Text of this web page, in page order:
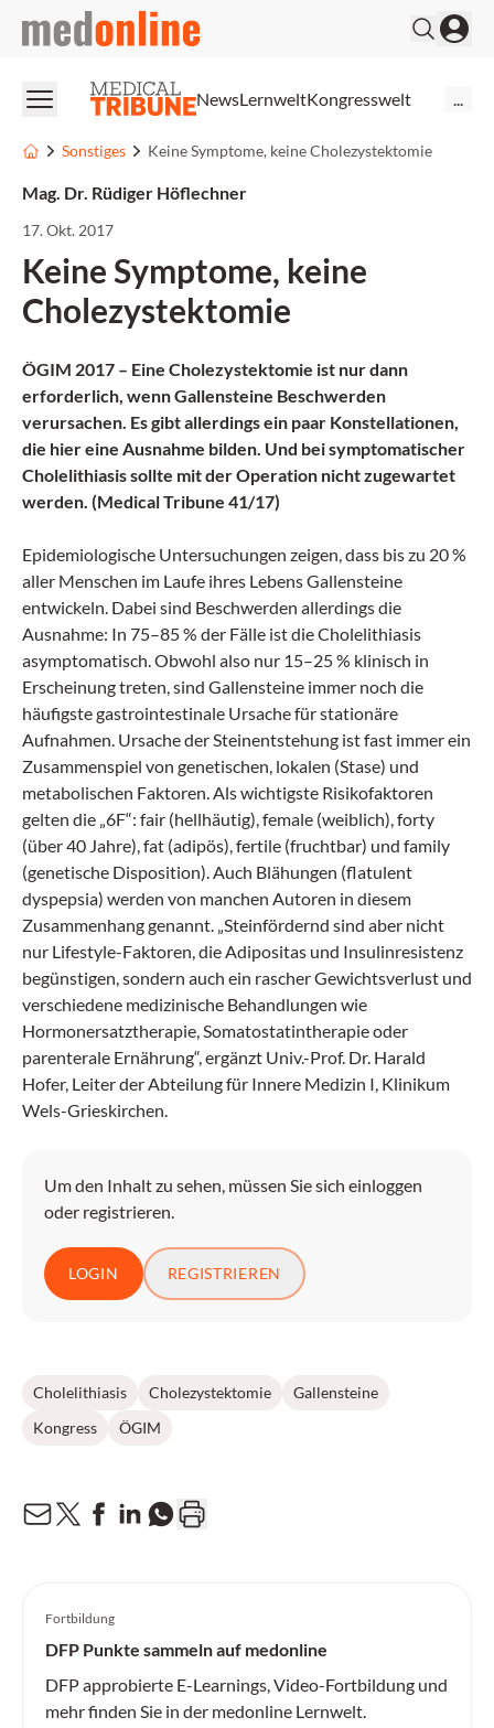
medonline
NewsLernweltKongresswelt
Sonstiges Keine Symptome, keine Cholezystektomie
Mag. Dr. Rüdiger Höflechner
17. Okt. 2017
Keine Symptome, keine
Cholezystektomie
ÖGIM 2017 – Eine Cholezystektomie ist nur dann
erforderlich, wenn Gallensteine Beschwerden
verursachen. Es gibt allerdings ein paar Konstellationen,
die hier eine Ausnahme bilden. Und bei symptomatischer
Cholelithiasis sollte mit der Operation nicht zugewartet
werden. (Medical Tribune 41/17)
Epidemiologische Untersuchungen zeigen, dass bis zu 20 %
aller Menschen im Laufe ihres Lebens Gallensteine
entwickeln. Dabei sind Beschwerden allerdings die
Ausnahme: In 75–85 % der Fälle ist die Cholelithiasis
asymptomatisch. Obwohl also nur 15–25 % klinisch in
Erscheinung treten, sind Gallensteine immer noch die
häufigste gastrointestinale Ursache für stationäre
Aufnahmen. Ursache der Steinentstehung ist fast immer ein
Zusammenspiel von genetischen, lokalen (Stase) und
metabolischen Faktoren. Als wichtigste Risikofaktoren
gelten die „6F“: fair (hellhäutig), female (weiblich), forty
(über 40 Jahre), fat (adipös), fertile (fruchtbar) und family
(genetische Disposition). Auch Blähungen (flatulent
dyspepsia) werden von manchen Autoren in diesem
Zusammenhang genannt. „Steinfördernd sind aber nicht
nur Lifestyle-Faktoren, die Adipositas und Insulinresistenz
begünstigen, sondern auch ein rascher Gewichtsverlust und
verschiedene medizinische Behandlungen wie
Hormonersatztherapie, Somatostatintherapie oder
parenterale Ernährung“, ergänzt Univ.-Prof. Dr. Harald
Hofer, Leiter der Abteilung für Innere Medizin I, Klinikum
Wels-Grieskirchen.
Um den Inhalt zu sehen, müssen Sie sich einloggen
oder registrieren.
LOGIN REGISTRIEREN
Cholelithiasis Cholezystektomie
Gallensteine
Kongress
ÖGIM
Fortbildung
DFP Punkte sammeln auf medonline
DFP approbierte E-Learnings, Video-Fortbildung und
mehr finden Sie in der medonline Lernwelt.